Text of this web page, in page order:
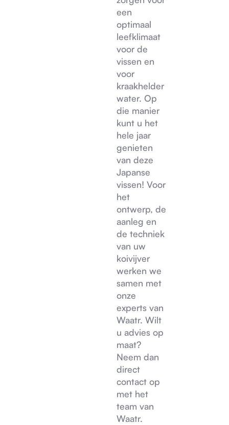
een
optimaal
leefklimaat
voor de
vissen en
voor
kraakhelder
water. Op
die manier
kunt u het
hele jaar
genieten
van deze
Japanse
vissen! Voor
het
ontwerp, de
aanleg en
de techniek
van uw
koivijver
werken we
samen met
onze
experts van
Waatr. Wilt
u advies op
maat?
Neem dan
direct
contact op
met het
team van
Waatr.